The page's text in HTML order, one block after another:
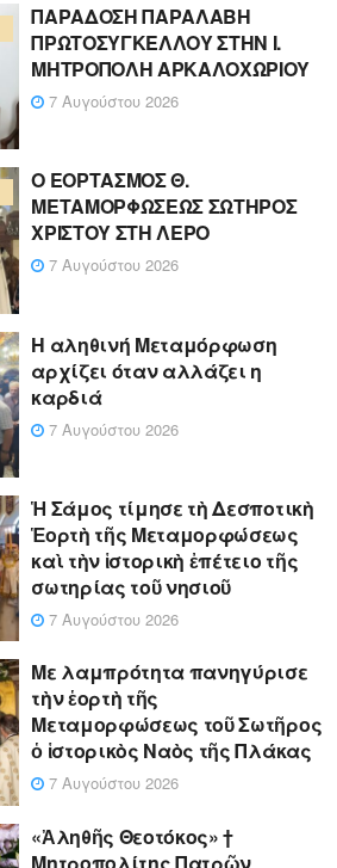
ΠΑΡΑΔΟΣΗ ΠΑΡΑΛΑΒΗ
ΠΡΩΤΟΣΥΓΚΕΛΛΟΥ ΣΤΗΝ Ι.
ΜΗΤΡΟΠΟΛΗ ΑΡΚΑΛΟΧΩΡΙΟΥ
7 Αυγούστου 2026
Ο ΕΟΡΤΑΣΜΟΣ Θ.
ΜΕΤΑΜΟΡΦΩΣΕΩΣ ΣΩΤΗΡΟΣ
ΧΡΙΣΤΟΥ ΣΤΗ ΛΕΡΟ
7 Αυγούστου 2026
Η αληθινή Μεταμόρφωση
αρχίζει όταν αλλάζει η
καρδιά
7 Αυγούστου 2026
Ἡ Σάμος τίμησε τὴ Δεσποτικὴ
Ἑορτὴ τῆς Μεταμορφώσεως
καὶ τὴν ἱστορικὴ ἐπέτειο τῆς
σωτηρίας τοῦ νησιοῦ
7 Αυγούστου 2026
Με λαμπρότητα πανηγύρισε
τὴν ἑορτὴ τῆς
Μεταμορφώσεως τοῦ Σωτῆρος
ὁ ἱστορικὸς Ναὸς τῆς Πλάκας
7 Αυγούστου 2026
«Ἀληθῆς Θεοτόκος» †
Μητροπολίτης Πατρῶν